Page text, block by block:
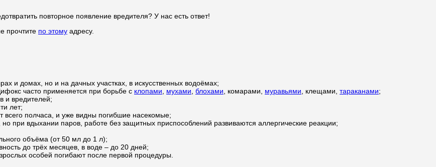
повторное появление вредителя? У нас есть ответ!
прочтите по этому адресу.
и домах, но и на дачных участках, в искусственных водоёмах;
часто применяется при борьбе с клопами, мухами, блохами, комарами, муравьями, клещами, тараканами;
и вредителей;
лет;
всего полчаса, и уже видны погибшие насекомые;
при вдыхании паров, работе без защитных приспособлений развиваются аллергические реакции;
объёма (от 50 мл до 1 л);
до трёх месяцев, в воде – до 20 дней;
особей погибают после первой процедуры.